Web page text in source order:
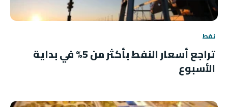
نفط
تراجع أسعار النفط بأكثر من 5% في بداية
الأسبوع